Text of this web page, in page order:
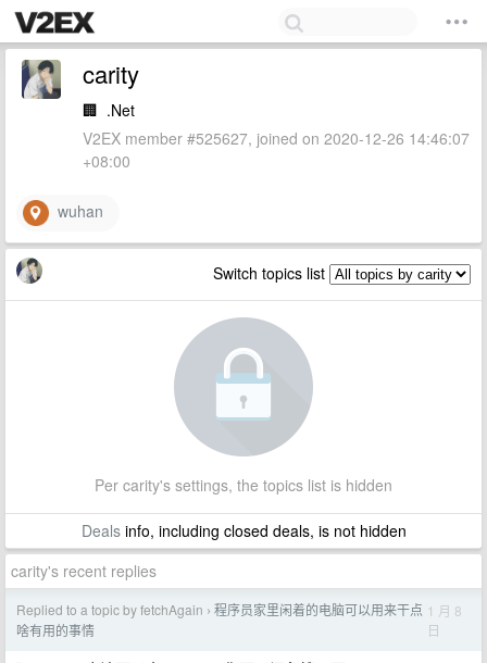
carity
🏢 .Net
V2EX member #525627, joined on 2020-12-26 14:46:07
+08:00
wuhan
Switch topics list
Per carity's settings, the topics list is hidden
Dealsinfo, including closed deals, is not hidden
carity's recent replies
Replied to a topic by fetchAgain › 程序员家里闲着的电脑可以用来干点
啥有用的事情
1 月 8
日